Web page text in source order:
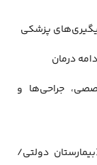
پزشکی
درمان
جراحی‌ها و
دولتی/